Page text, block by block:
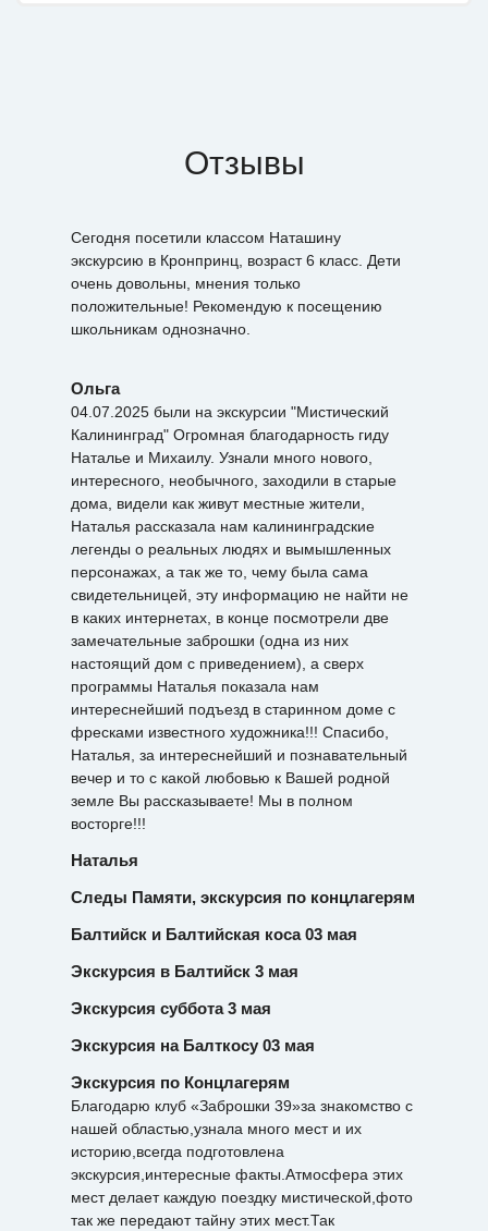
Отзывы
Сегодня посетили классом Наташину
экскурсию в Кронпринц, возраст 6 класс. Дети
очень довольны, мнения только
положительные! Рекомендую к посещению
школьникам однозначно.
Ольга
04.07.2025 были на экскурсии "Мистический
Калининград" Огромная благодарность гиду
Наталье и Михаилу. Узнали много нового,
интересного, необычного, заходили в старые
дома, видели как живут местные жители,
Наталья рассказала нам калининградские
легенды о реальных людях и вымышленных
персонажах, а так же то, чему была сама
свидетельницей, эту информацию не найти не
в каких интернетах, в конце посмотрели две
замечательные заброшки (одна из них
настоящий дом с приведением), а сверх
программы Наталья показала нам
интереснейший подъезд в старинном доме с
фресками известного художника!!! Спасибо,
Наталья, за интереснейший и познавательный
вечер и то с какой любовью к Вашей родной
земле Вы рассказываете! Мы в полном
восторге!!!
Наталья
Следы Памяти, экскурсия по концлагерям
Балтийск и Балтийская коса 03 мая
Экскурсия в Балтийск 3 мая
Экскурсия суббота 3 мая
Экскурсия на Балткосу 03 мая
Экскурсия по Концлагерям
Благодарю клуб «Заброшки 39»за знакомство с
нашей областью,узнала много мест и их
историю,всегда подготовлена
экскурсия,интересные факты.Атмосфера этих
мест делает каждую поездку мистической,фото
так же передают тайну этих мест.Так